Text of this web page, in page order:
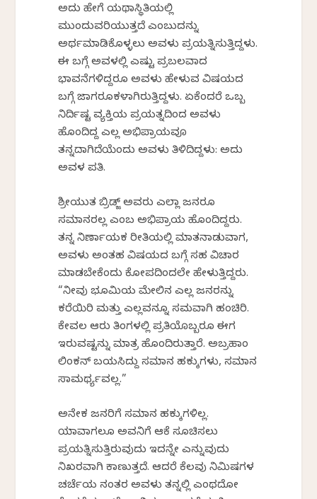
ಅದು ಹೇಗೆ ಯಥಾಸ್ಥಿತಿಯಲ್ಲಿ
ಮುಂದುವರಿಯುತ್ತದೆ ಎಂಬುದನ್ನು
ಅರ್ಥಮಾಡಿಕೊಳ್ಳಲು ಅವಳು ಪ್ರಯತ್ನಿಸುತ್ತಿದ್ದಳು.
ಈ ಬಗ್ಗೆ ಅವಳಲ್ಲಿ ಎಷ್ಟು ಪ್ರಬಲವಾದ
ಭಾವನೆಗಳಿದ್ದರೂ ಅವಳು ಹೇಳುವ ವಿಷಯದ
ಬಗ್ಗೆ ಜಾಗರೂಕಳಾಗಿರುತ್ತಿದ್ದಳು. ಏಕೆಂದರೆ ಒಬ್ಬ
ನಿರ್ದಿಷ್ಟ ವ್ಯಕ್ತಿಯ ಪ್ರಯತ್ನದಿಂದ ಅವಳು
ಹೊಂದಿದ್ದ ಎಲ್ಲ ಅಭಿಪ್ರಾಯವೂ
ತನ್ನದಾಗಿದೆಯೆಂದು ಅವಳು ತಿಳಿದಿದ್ದಳು: ಅದು
ಅವಳ ಪತಿ.
ಶ್ರೀಯುತ ಬ್ರಿಡ್ಜ್ ಅವರು ಎಲ್ಲಾ ಜನರೂ
ಸಮಾನರಲ್ಲ ಎಂಬ ಅಭಿಪ್ರಾಯ ಹೊಂದಿದ್ದರು.
ತನ್ನ ನಿರ್ಣಾಯಕ ರೀತಿಯಲ್ಲಿ ಮಾತನಾಡುವಾಗ,
ಅವಳು ಅಂತಹ ವಿಷಯದ ಬಗ್ಗೆ ಸಹ ವಿಚಾರ
ಮಾಡಬೇಕೆಂದು ಕೋಪದಿಂದಲೇ ಹೇಳುತ್ತಿದ್ದರು.
“ನೀವು ಭೂಮಿಯ ಮೇಲಿನ ಎಲ್ಲ ಜನರನ್ನು
ಕರೆಯಿರಿ ಮತ್ತು ಎಲ್ಲವನ್ನೂ ಸಮವಾಗಿ ಹಂಚಿರಿ.
ಕೇವಲ ಆರು ತಿಂಗಳಲ್ಲಿ ಪ್ರತಿಯೊಬ್ಬರೂ ಈಗ
ಇರುವಷ್ಟನ್ನು ಮಾತ್ರ ಹೊಂದಿರುತ್ತಾರೆ. ಅಬ್ರಹಾಂ
ಲಿಂಕನ್ ಬಯಸಿದ್ದು ಸಮಾನ ಹಕ್ಕುಗಳು, ಸಮಾನ
ಸಾಮರ್ಥ್ಯವಲ್ಲ.”
ಅನೇಕ ಜನರಿಗೆ ಸಮಾನ ಹಕ್ಕುಗಳಿಲ್ಲ.
ಯಾವಾಗಲೂ ಅವನಿಗೆ ಆಕೆ ಸೂಚಿಸಲು
ಪ್ರಯತ್ನಿಸುತ್ತಿರುವುದು ಇದನ್ನೇ ಎನ್ನುವುದು
ನಿಖರವಾಗಿ ಕಾಣುತ್ತದೆ. ಆದರೆ ಕೆಲವು ನಿಮಿಷಗಳ
ಚರ್ಚೆಯ ನಂತರ ಅವಳು ತನ್ನಲ್ಲಿ ಎಂಥದೋ